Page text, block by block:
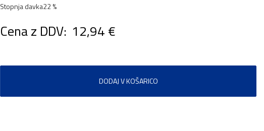
Stopnja davka22 %
Cena z DDV: 12,94 €
DODAJ V KOŠARICO